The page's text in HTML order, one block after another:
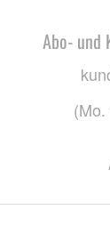
Abo- und